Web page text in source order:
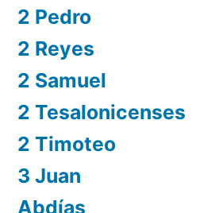
2 Pedro
2 Reyes
2 Samuel
2 Tesalonicenses
2 Timoteo
3 Juan
Abdías